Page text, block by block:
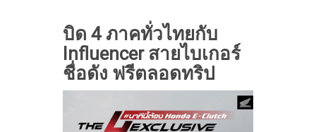
บิด 4 ภาคทั่วไทยกับ
Influencer สายไบเกอร์
ชื่อดัง ฟรีตลอดทริป